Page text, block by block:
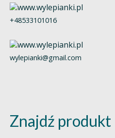
+48533101016
wylepianki@gmail.com
Znajdź produkt